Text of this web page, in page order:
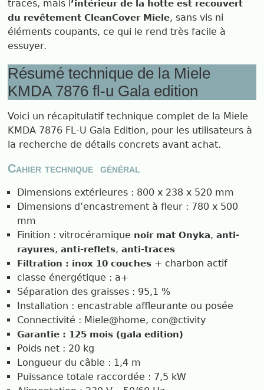
traces, mais l ’intérieur de la hotte est recouvert
du revêtement CleanCover Miele, sans vis ni
éléments coupants, ce qui le rend très facile à
essuyer.
Résumé technique de la Miele
KMDA 7876 fl-u Gala edition
Voici un récapitulatif technique complet de la Miele
KMDA 7876 FL-U Gala Edition, pour les utilisateurs à
la recherche de détails concrets avant achat.
Cahier technique général
Dimensions extérieures : 800 x 238 x 520 mm
Dimensions d’encastrement à fleur : 780 x 500
mm
Finition : vitrocéramique noir mat Onyka, anti-
rayures,anti-reflets,anti-traces
Filtration : inox 10 couches + charbon actif
classe énergétique : a+
Séparation des graisses : 95,1 %
Installation : encastrable affleurante ou posée
Connectivité : Miele@home, con@ctivity
Garantie : 125 mois (gala edition)
Poids net : 20 kg
Longueur du câble : 1,4 m
Puissance totale raccordée : 7,5 kW